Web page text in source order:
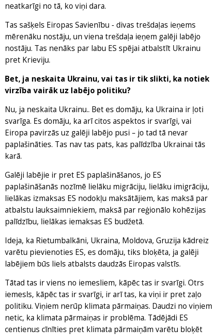
neatkarīgi no tā, ko viņi dara.
Tas sašķels Eiropas Savienību - divas trešdaļas ieņems
mērenāku nostāju, un viena trešdaļa ieņem galēji labējo
nostāju. Tas nenāks par labu ES spējai atbalstīt Ukrainu
pret Krieviju.
Bet, ja neskaita Ukrainu, vai tas ir tik slikti, ka notiek
virzība vairāk uz labējo politiku?
Nu, ja neskaita Ukrainu.. Bet es domāju, ka Ukraina ir ļoti
svarīga. Es domāju, ka arī citos aspektos ir svarīgi, vai
Eiropa pavirzās uz galēji labējo pusi – jo tad tā nevar
paplašināties. Tas nav tas pats, kas palīdzība Ukrainai tās
karā.
Galēji labējie ir pret ES paplašināšanos, jo ES
paplašināšanās nozīmē lielāku migrāciju, lielāku imigrāciju,
lielākas izmaksas ES nodokļu maksātājiem, kas maksā par
atbalstu lauksaimniekiem, maksā par reģionālo kohēzijas
palīdzību, lielākas iemaksas ES budžetā.
Ideja, ka Rietumbalkāni, Ukraina, Moldova, Gruzija kādreiz
varētu pievienoties ES, es domāju, tiks bloķēta, ja galēji
labējiem būs liels atbalsts daudzās Eiropas valstīs.
Tātad tas ir viens no iemesliem, kāpēc tas ir svarīgi. Otrs
iemesls, kāpēc tas ir svarīgi, ir arī tas, ka viņi ir pret zaļo
politiku. Viņiem nerūp klimata pārmaiņas. Daudzi no viņiem
netic, ka klimata pārmaiņas ir problēma. Tādējādi ES
centienus cīnīties pret klimata pārmaiņām varētu bloķēt